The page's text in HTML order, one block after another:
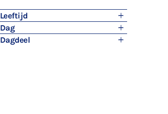
Leeftijd
Dag
Dagdeel